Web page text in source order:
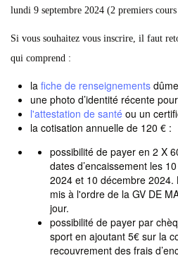
lundi 9 septembre 2024 (2 premiers
Si vous souhaitez vous inscrire, il faut
qui comprend :
la fiche de renseignements
une photo d’identité récente
l'attestation de santé ou un
la cotisation annuelle de 120 € :
possibilité de payer en 2 X
dates d’encaissement les
2024 et 10 décembre
mis à l'ordre de la GV DE
jour.
possibilité de payer par
sport en ajoutant 5€ sur la
recouvrement des frais